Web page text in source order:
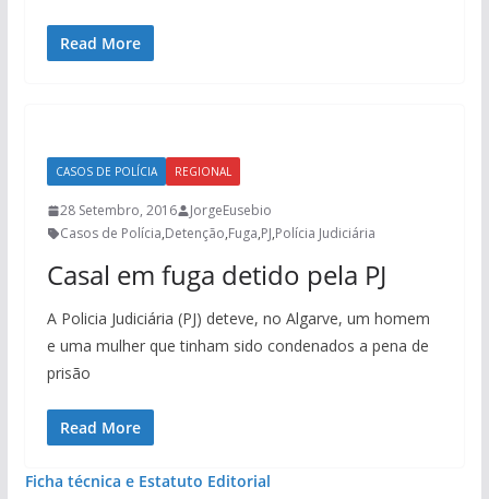
Read More
CASOS DE POLÍCIA REGIONAL
28 Setembro, 2016
JorgeEusebio
Casos de Polícia,Detenção,Fuga,PJ,Polícia Judiciária
Casal em fuga detido pela PJ
A Policia Judiciária (PJ) deteve, no Algarve, um homem
e uma mulher que tinham sido condenados a pena de
prisão
Read More
Ficha técnica e Estatuto Editorial